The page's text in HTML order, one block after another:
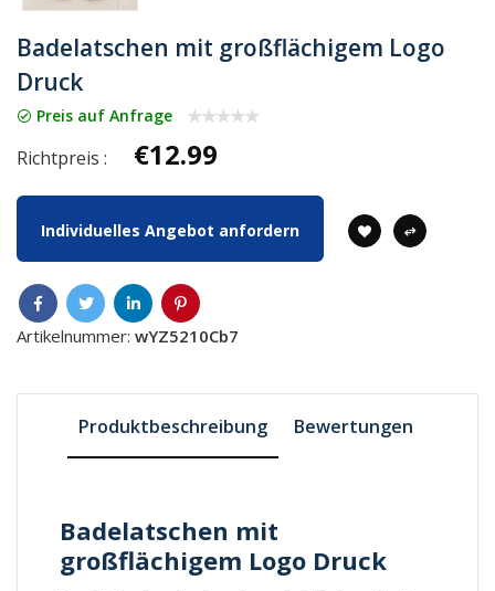
Badelatschen mit großflächigem Logo
Druck
Preis auf Anfrage
Richtpreis : €12.99
Individuelles Angebot anfordern
Artikelnummer: wYZ5210Cb7
Produktbeschreibung Bewertungen
Badelatschen mit
großflächigem Logo Druck